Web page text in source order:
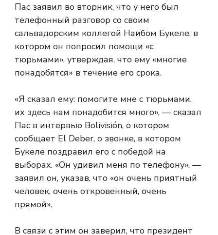
Пас заявил во вторник, что у него был
телефонный разговор со своим
сальвадорским коллегой Наибом Букеле, в
котором он попросил помощи «с
тюрьмами», утверждая, что ему «многие
понадобятся» в течение его срока.
«Я сказал ему: помогите мне с тюрьмами,
их здесь нам понадобится много», — сказал
Пас в интервью Bolivisión, о котором
сообщает El Deber, о звонке, в котором
Букеле поздравил его с победой на
выборах. «Он удивил меня по телефону», —
заявил он, указав, что «он очень приятный
человек, очень откровенный, очень
прямой».
В связи с этим он заверил, что президент